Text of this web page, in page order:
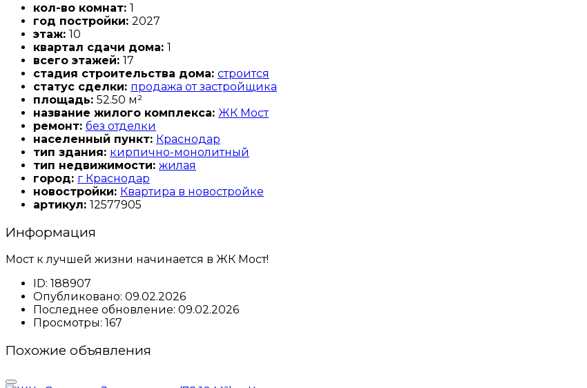
кол-во комнат: 1
год постройки: 2027
этаж: 10
квартал сдачи дома: 1
всего этажей: 17
стадия строительства дома: строится
статус сделки: продажа от застройщика
площадь: 52.50 м²
название жилого комплекса: ЖК Мост
ремонт: без отделки
населенный пункт: Краснодар
тип здания: кирпично-монолитный
тип недвижимости: жилая
город: г Краснодар
новостройки: Квартира в новостройке
артикул: 12577905
Информация
Мост к лучшей жизни начинается в ЖК Мост!
ID: 188907
Опубликовано: 09.02.2026
Последнее обновление: 09.02.2026
Просмотры: 167
Похожие объявления